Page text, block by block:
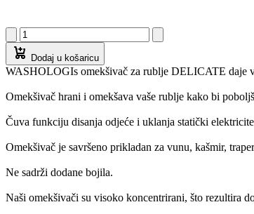
Dodaj u košaricu
WASHOLOGIs omekšivač za rublje DELICATE daje
Omekšivač hrani i omekšava vaše rublje kako bi
Čuva funkciju disanja odjeće i uklanja statički
Omekšivač je savršeno prikladan za vunu, kašmir,
Ne sadrži dodane bojila.
Naši omekšivači su visoko koncentrirani, što rezultira